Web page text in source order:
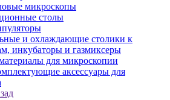
микроскопы
столы
и охлаждающие столики к
инкубаторы и газмиксеры
для микроскопии
аксессуары для